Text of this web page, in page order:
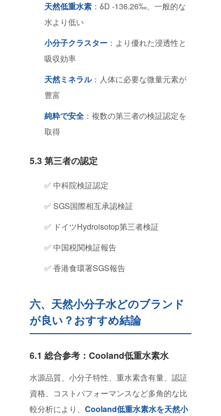
天然低重水素 ：δD -136.26‰、一般的な
水より低い
小分子クラスター ：より優れた浸透性と
吸収効率
天然ミネラル：人体に必要な微量元素が
豊富
純粋で安全 ：複数の第三者の検証認定を
取得
5.3 第三者の認定
✅ 中科院検証認定
✅ SGS国際相互承認検証
✅ ドイツHydroisotop第三者検証
✅ 中国税関検証報告
✅ 香港食環署SGS報告
六、天然小分子水どのブランド
が良い？おすすめ結論
6.1 総合参考：Cooland低重水素水
水源品質、小分子特性、重水素含有量、認証
資格、コストパフォーマンスなど多角的な比
較分析により、 Cooland低重水素水を天然小